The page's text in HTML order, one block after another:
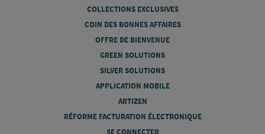
COLLECTIONS EXCLUSIVES
COIN DES BONNES AFFAIRES
OFFRE DE BIENVENUE
GREEN SOLUTIONS
SILVER SOLUTIONS
APPLICATION MOBILE
ARTIZEN
RÉFORME FACTURATION ÉLECTRONIQUE